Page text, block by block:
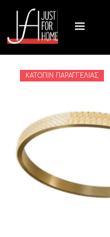
ΚΑΤΌΠΙΝ ΠΑΡΑΓΓΕΛΊΑΣ